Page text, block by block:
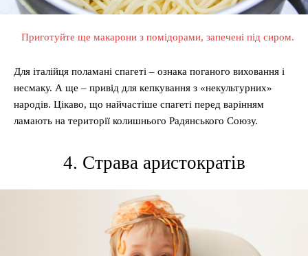
Приготуйте ще макарони з помідорами, запечені під сиром.
Для італійця поламані спагеті – ознака поганого виховання і
несмаку. А ще – привід для кепкування з «некультурних»
народів. Цікаво, що найчастіше спагеті перед варінням
ламають на території колишнього Радянського Союзу.
4. Страва аристократів